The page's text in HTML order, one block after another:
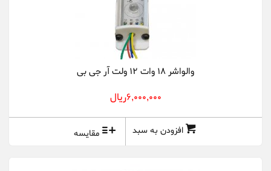
والواشر 18 وات 12 ولت آر جی بی
6,000,000ريال
افزودن به سبد مقایسه